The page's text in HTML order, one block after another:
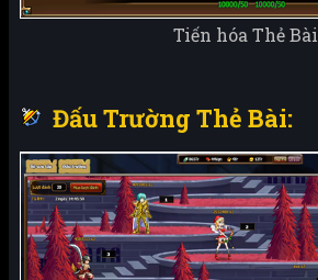
Tiến hóa Thẻ Bài
Đấu Trường Thẻ Bài: